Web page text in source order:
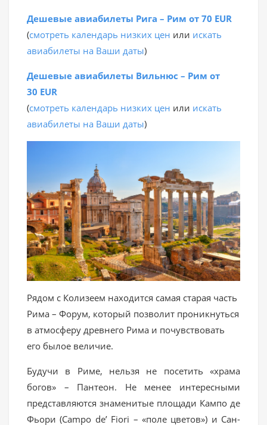
Дешевые авиабилеты Рига – Рим от 70 EUR
(смотреть календарь низких цен или искать
авиабилеты на Ваши даты)
Дешевые авиабилеты Вильнюс – Рим от
30 EUR
(смотреть календарь низких цен или искать
авиабилеты на Ваши даты)
Рядом с Колизеем находится самая старая часть
Рима – Форум, который позволит проникнуться
в атмосферу древнего Рима и почувствовать
его былое величие.
Будучи в Риме, нельзя не посетить «храма
богов» – Пантеон. Не менее интересными
представляются знаменитые площади Кампо де
Фьори (Campo de’ Fiori – «поле цветов») и Сан-